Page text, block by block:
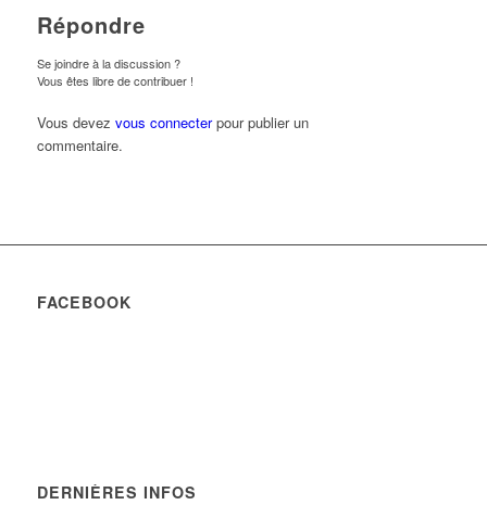
Répondre
Se joindre à la discussion ?
Vous êtes libre de contribuer !
Vous devez vous connecterpour publier un
commentaire.
FACEBOOK
DERNIÈRES INFOS